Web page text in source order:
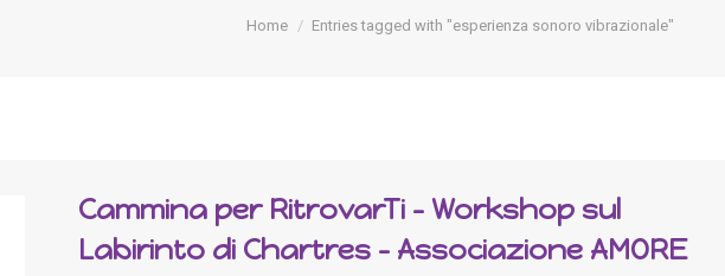
You are here:
Home Entries tagged with "esperienza sonoro vibrazionale"
Cammina per RitrovarTi – Workshop sul
Labirinto di Chartres – Associazione AMORE